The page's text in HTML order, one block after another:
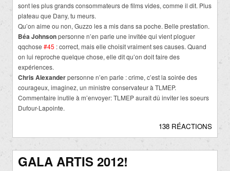
sont les plus grands consommateurs de films vides, comme il dit. Plus
plateau que Dany, tu meurs.
Qu’on aime ou non, Guzzo les a mis dans sa poche. Belle prestation.
Béa Johnsonpersonne n’en parle une invitée qui vient ploguer
qqchose #45 : correct, mais elle choisit vraiment ses causes. Quand
on lui reproche quelque chose, elle dit qu’on doit faire des
expériences.
Chris Alexanderpersonne n’en parle : crime, c’est la soirée des
courageux, imaginez, un ministre conservateur à TLMEP.
Commentaire inutile à m’envoyer: TLMEP aurait dû inviter les soeurs
Dufour-Lapointe.
138 RÉACTIONS
GALA ARTIS 2012!